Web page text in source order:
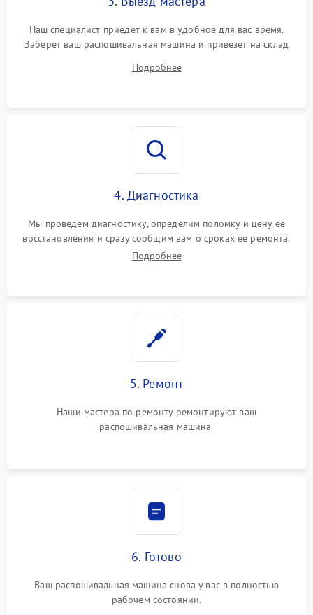
Наш специалист приедет к вам в удобное для вас время.
Заберет ваш распошивальная машина и привезет на склад
Подробнее
4. Диагностика
Мы проведем диагностику, определим поломку и цену ее
восстановления и сразу сообщим вам о сроках ее ремонта.
Подробнее
5. Ремонт
Наши мастера по ремонту ремонтируют ваш
распошивальная машина.
6. Готово
Ваш распошивальная машина снова у вас в полностью
рабочем состоянии.